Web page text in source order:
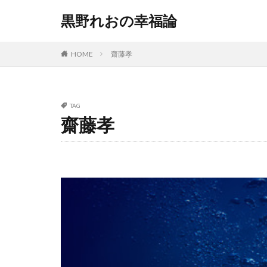
黒野れおの幸福論
HOME 齋藤孝
TAG
齋藤孝